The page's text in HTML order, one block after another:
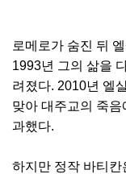
로메로가 숨진 뒤
1993년 그의 삶을
려졌다. 2010년 엘
맞아 대주교의 죽
과했다.
하지만 정작 바티칸